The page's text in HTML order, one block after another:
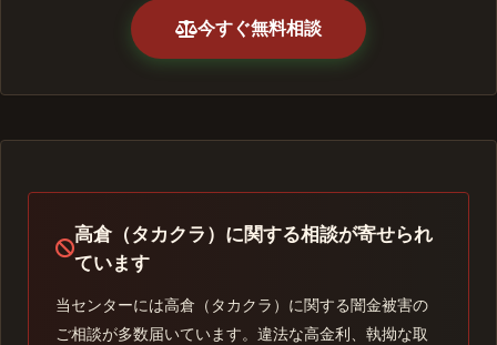
今すぐ無料相談
高倉（タカクラ）に関する相談が寄せられ
ています
当センターには高倉（タカクラ）に関する闇金被害の
ご相談が多数届いています。違法な高金利、執拗な取